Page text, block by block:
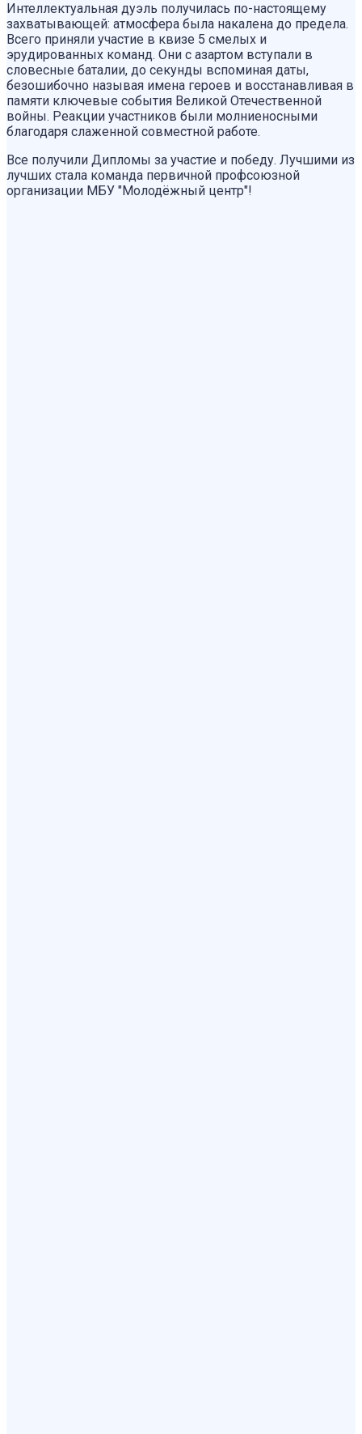
Интеллектуальная дуэль получилась по-настоящему
захватывающей: атмосфера была накалена до предела.
Всего приняли участие в квизе 5 смелых и
эрудированных команд. Они с азартом вступали в
словесные баталии, до секунды вспоминая даты,
безошибочно называя имена героев и восстанавливая в
памяти ключевые события Великой Отечественной
войны. Реакции участников были молниеносными
благодаря слаженной совместной работе.
Все получили Дипломы за участие и победу. Лучшими из
лучших стала команда первичной профсоюзной
организации МБУ "Молодёжный центр"!